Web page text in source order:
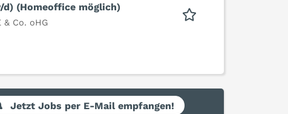
(Homeoffice möglich)
& Co. oHG
Jetzt Jobs per E-Mail empfangen!